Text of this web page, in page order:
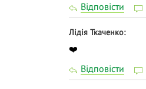
Відповісти
Лідія Ткаченко
❤️
Відповісти